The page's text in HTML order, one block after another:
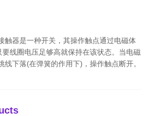
触器是一种开关，其操作触点通过电磁体
要线圈电压足够高就保持在该状态。当电磁
线下落(在弹簧的作用下)，操作触点断开。